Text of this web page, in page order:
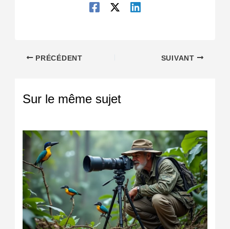
PRÉCÉDENT SUIVANT
Sur le même sujet